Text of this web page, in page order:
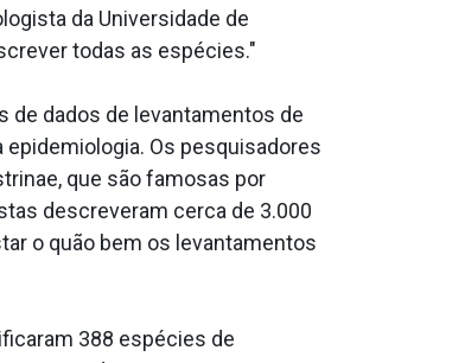
da Universidade de
todas as espécies."
de dados de levantamentos de
Os pesquisadores
que são famosas por
descreveram cerca de 3.000
o quão bem os levantamentos
388 espécies de